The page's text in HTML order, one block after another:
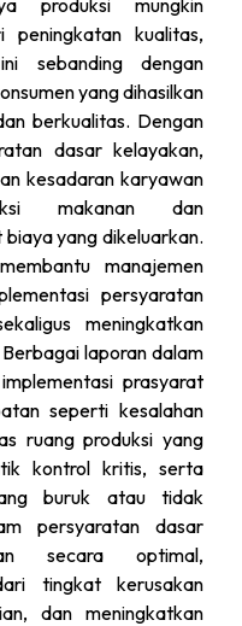
produksi mungkin
kualitas,
sebanding dengan
yang dihasilkan
berkualitas. Dengan
dasar kelayakan,
kesadaran karyawan
makanan dan
yang dikeluarkan.
manajemen
persyaratan
meningkatkan
laporan dalam
prasyarat
seperti kesalahan
ruang produksi yang
kontrol kritis, serta
buruk atau tidak
persyaratan dasar
secara optimal,
tingkat kerusakan
dan meningkatkan